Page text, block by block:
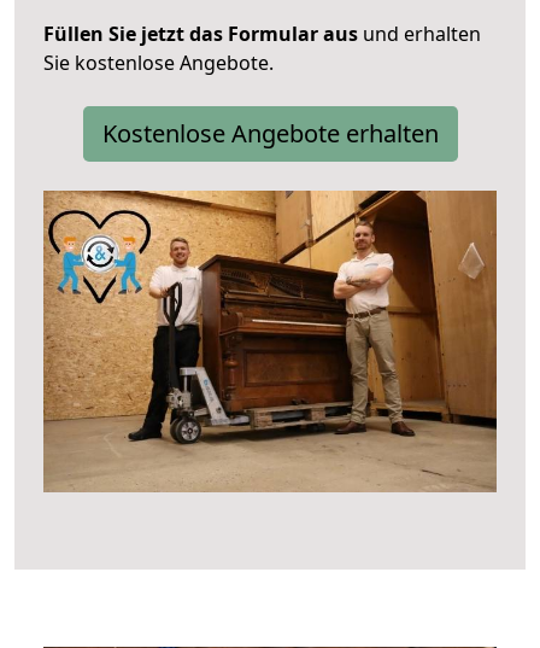
Füllen Sie jetzt das Formular aus und erhalten
Sie kostenlose Angebote.
Kostenlose Angebote erhalten